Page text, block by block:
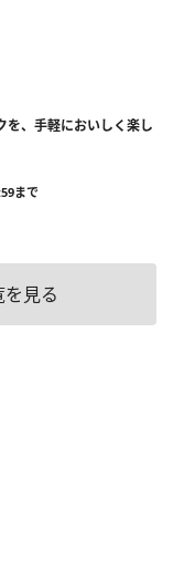
を、手軽においしく楽し
まで
見る